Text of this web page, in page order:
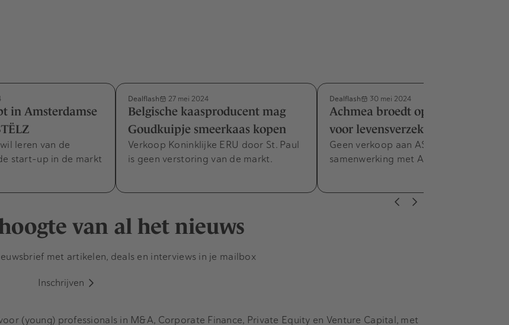
in Amsterdamse
leren van de
start-up in de markt
Dealflash 27 mei 2024
Belgische kaasproducent mag
Goudkuipje smeerkaas kopen
Verkoop Koninklijke ERU door St. Paul
is geen verstoring van de markt.
Dealflash 30 mei 2024
Achmea broedt op fusiebedrijf
voor levensverzekeringstak
Geen verkoop aan ASR of NN, wel
samenwerking met Ahtora en Lifetri.
van al het nieuws
met artikelen, deals en interviews in je mailbox
Inschrijven
(young) professionals in M&A, Corporate Finance, Private Equity en Venture Capital, met